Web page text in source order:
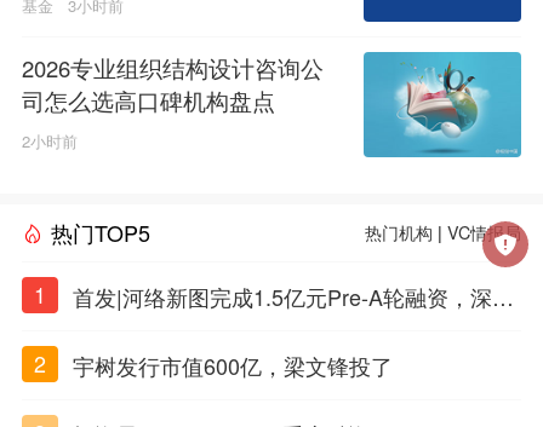
基金 3小时前
2026专业组织结构设计咨询公
司怎么选高口碑机构盘点
2小时前
热门TOP5 热门机构 |VC情报局
1
首发|河络新图完成1.5亿元Pre-A轮融资，深耕i
2
宇树发行市值600亿，梁文锋投了